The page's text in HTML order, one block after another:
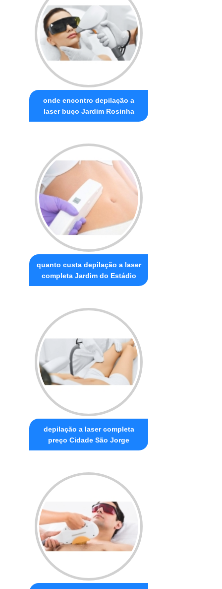
onde encontro depilação a
laser buço Jardim Rosinha
quanto custa depilação a laser
completa Jardim do Estádio
depilação a laser completa
preço Cidade São Jorge